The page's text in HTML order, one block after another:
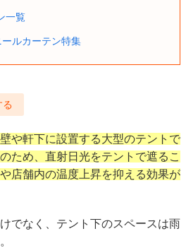
一覧
ルカーテン特集
や軒下に設置する大型のテントで
ため、直射日光をテントで遮るこ
店舗内の温度上昇を抑える効果が
でなく、テント下のスペースは雨